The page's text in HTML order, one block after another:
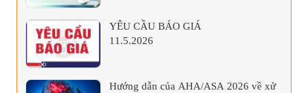
YÊU CẦU BÁO GIÁ
11.5.2026
Hướng dẫn của AHA/ASA 2026 về xử